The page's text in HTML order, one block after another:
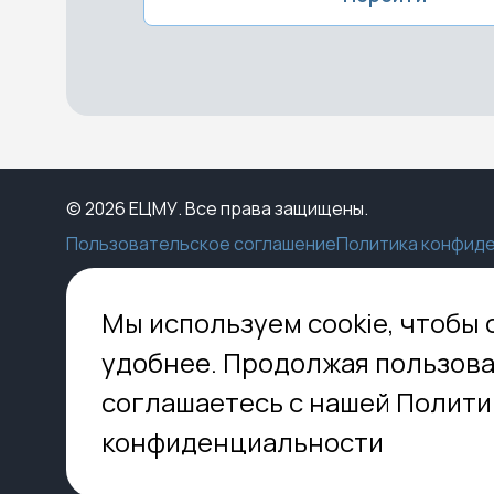
© 2026 ЕЦМУ. Все права защищены.
Пользовательское соглашениеПолитика
Каталог Конструктор
Блог
Помощь
Контакты
Пункты выдачи
Оплата
Установка
Гид по кладбищам
8
Мы используем cookie, чтобы
удобнее. Продолжая
соглашаетесь с нашей
конфиденциальности